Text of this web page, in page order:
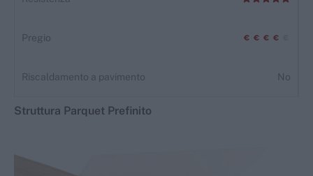
Pregio
Riscaldamento a pavimento No
Struttura Parquet Prefinito